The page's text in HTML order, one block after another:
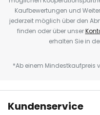
Kaufbewertungen und
jederzeit möglich über den
finden oder über unser
erhalten Sie in
*Ab einem Mindestkaufpreis
Kundenservice